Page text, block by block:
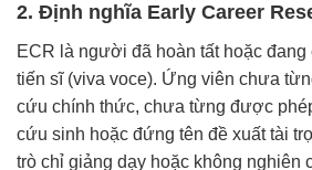
2. Định nghĩa Early Career
ECR là người đã hoàn tất hoặc
tiến sĩ (viva voce). Ứng viên chưa
cứu chính thức, chưa từng được
cứu sinh hoặc đứng tên đề xuất tài
trò chỉ giảng dạy hoặc không nghiên